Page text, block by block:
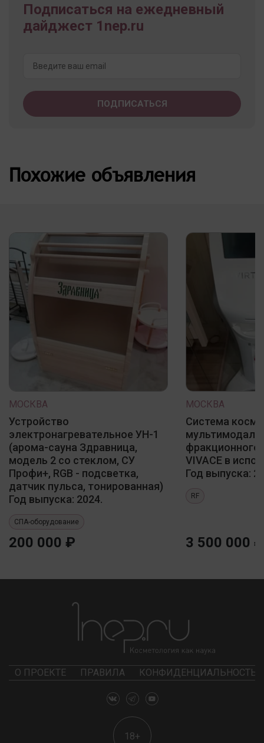
Подписаться на ежедневный
дайджест 1nep.ru
Похожие объявления
МОСКВА
Устройство
электронагревательное УН-1
(арома-сауна Здравница,
модель 2 со стеклом, СУ
Профи+, RGB - подсветка,
датчик пульса, тонированная)
Год выпуска: 2024.
СПА-оборудование
200 000 ₽
МОСКВА
Система
фракционного
VIVACE в
Год выпуска:
RF
3 500 000 ₽
О ПРОЕКТЕ ПРАВИЛА КОНФИДЕНЦИАЛЬНОСТЬ
18+